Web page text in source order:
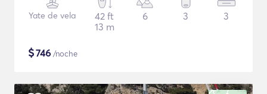
Yate de vela
42 ft
13 m
6 3 3
$746 /noche